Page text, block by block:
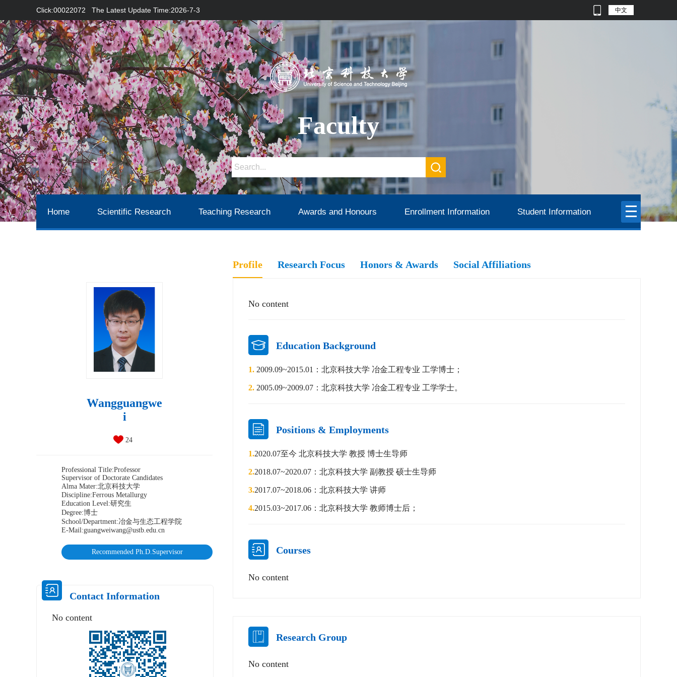
Click:00022072 The Latest Update Time:2026-7-3 中文
Faculty
Home Scientific Research Teaching Research Awards and Honours Enrollment Information Student Information
Wangguangwe
i
24
Professional Title:Professor
Supervisor of Doctorate Candidates
Alma Mater:北京科技大学
Discipline:Ferrous Metallurgy
Education Level:研究生
Degree:博士
School/Department:冶金与生态工程学院
E-Mail:guangweiwang@ustb.edu.cn
Recommended Ph.D.Supervisor
Contact Information
No content
Profile Research Focus Honors & Awards Social Affiliations
No content
Education Background
1. 2009.09~2015.01：北京科技大学 冶金工程专业 工学博士；
2. 2005.09~2009.07：北京科技大学 冶金工程专业 工学学士。
Positions & Employments
1.2020.07至今 北京科技大学 教授 博士生导师
2.2018.07~2020.07：北京科技大学 副教授 硕士生导师
3.2017.07~2018.06：北京科技大学 讲师
4.2015.03~2017.06：北京科技大学 教师博士后；
Courses
No content
Research Group
No content